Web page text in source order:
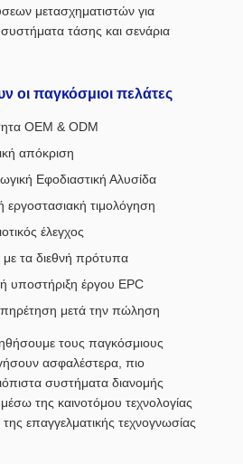
μετασχηματιστών για
συστήματα τάσης και σενάρια
οι παγκόσμιοι πελάτες
OEM & ODM
απόκριση
Εφοδιαστική Αλυσίδα
εργοστασιακή τιμολόγηση
έλεγχος
τα διεθνή πρότυπα
υποστήριξη έργου EPC
μετά την πώληση
τους παγκόσμιους
ασφαλέστερα, πιο
συστήματα διανομής
μέσω της καινοτόμου τεχνολογίας
επαγγελματικής τεχνογνωσίας